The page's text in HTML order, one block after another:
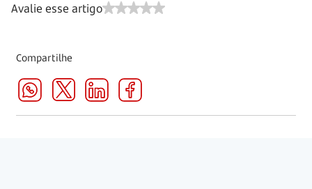
Avalie esse artigo
Compartilhe